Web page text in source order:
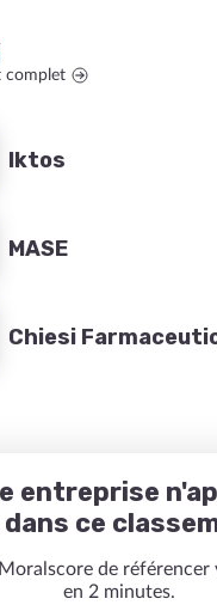
complet
Iktos
MASE
Chiesi
entreprise
dans ce
de
en 2 minutes.